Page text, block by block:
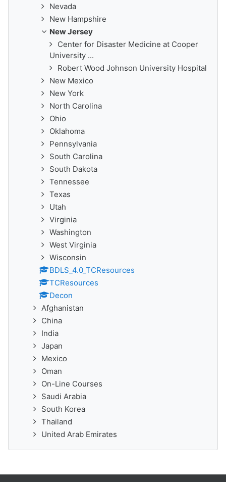
Nevada
New Hampshire
New Jersey
Center for Disaster Medicine at Cooper
University ...
Robert Wood Johnson University Hospital
New Mexico
New York
North Carolina
Ohio
Oklahoma
Pennsylvania
South Carolina
South Dakota
Tennessee
Texas
Utah
Virginia
Washington
West Virginia
Wisconsin
BDLS_4.0_TCResources
TCResources
Decon
Afghanistan
China
India
Japan
Mexico
Oman
On-Line Courses
Saudi Arabia
South Korea
Thailand
United Arab Emirates